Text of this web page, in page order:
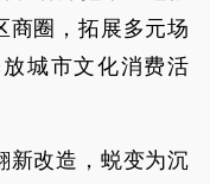
商圈，拓展多元场
城市文化消费活
新改造，蜕变为沉